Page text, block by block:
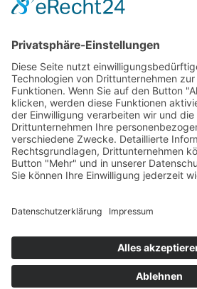
Das Projekt zur Implementierung
Ansprechstellen für Arbeitgeber
Hessen wird gefördert aus Mitteln
Integrationsamtes. Das Projekt
des Hessischen Ministeriums für
Jugend und Soziales von der
Bildungswerks der Hessischen
durchgeführt.